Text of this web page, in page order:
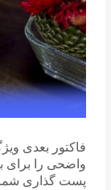
فاکتور بعدی
واضحی را برای
پست گذاری